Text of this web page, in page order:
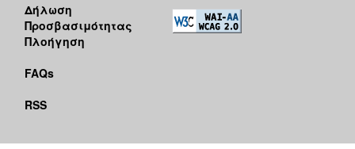
Δήλωση
Προσβασιμότητας
Πλοήγηση
FAQs
RSS